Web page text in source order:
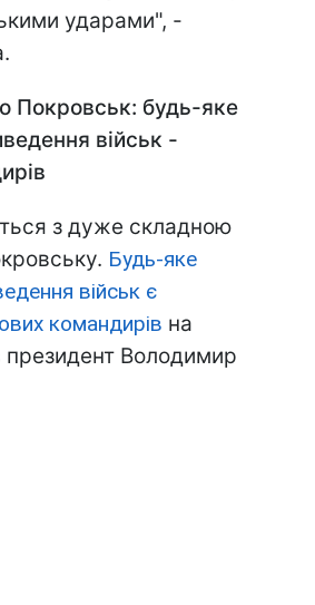
ударами", -
Покровськ: будь-яке
військ -
з дуже складною
Будь-яке
військ є
командирів на
президент Володимир